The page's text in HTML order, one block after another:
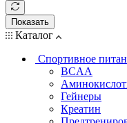
Показать
Каталог
Спортивное
BCAA
Гейнеры
Креатин